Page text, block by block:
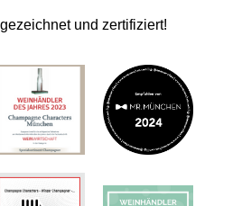
und zertifiziert!